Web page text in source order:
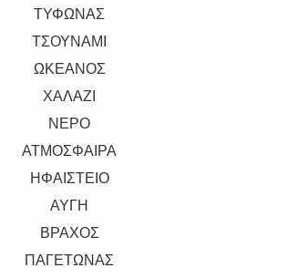
ΤΥΦΏΝΑΣ
ΤΣΟΥΝΆΜΙ
ΩΚΕΑΝΌΣ
ΧΑΛΆΖΙ
ΝΕΡΌ
ΑΤΜΌΣΦΑΙΡΑ
ΗΦΑΊΣΤΕΙΟ
ΑΥΓΉ
ΒΡΆΧΟΣ
ΠΑΓΕΤΏΝΑΣ